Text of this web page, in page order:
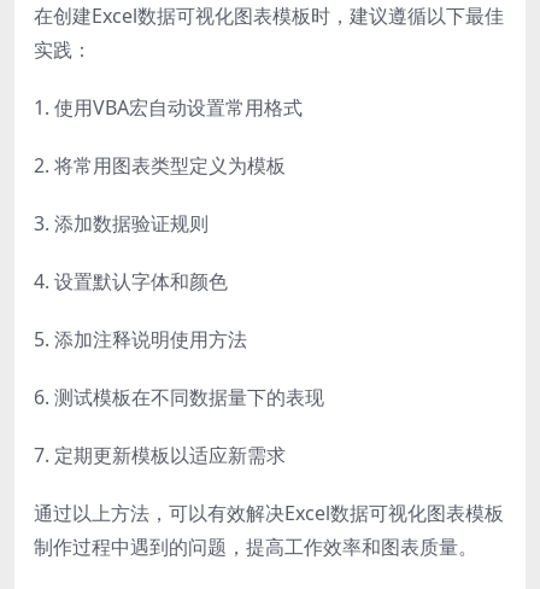
在创建Excel数据可视化图表模板时，建议遵循以下最佳
实践：
1. 使用VBA宏自动设置常用格式
2. 将常用图表类型定义为模板
3. 添加数据验证规则
4. 设置默认字体和颜色
5. 添加注释说明使用方法
6. 测试模板在不同数据量下的表现
7. 定期更新模板以适应新需求
通过以上方法，可以有效解决Excel数据可视化图表模板
制作过程中遇到的问题，提高工作效率和图表质量。